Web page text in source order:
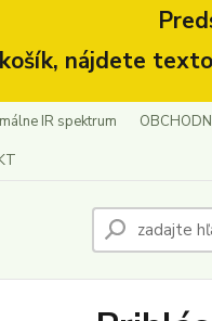
nájdete
IR spektrum